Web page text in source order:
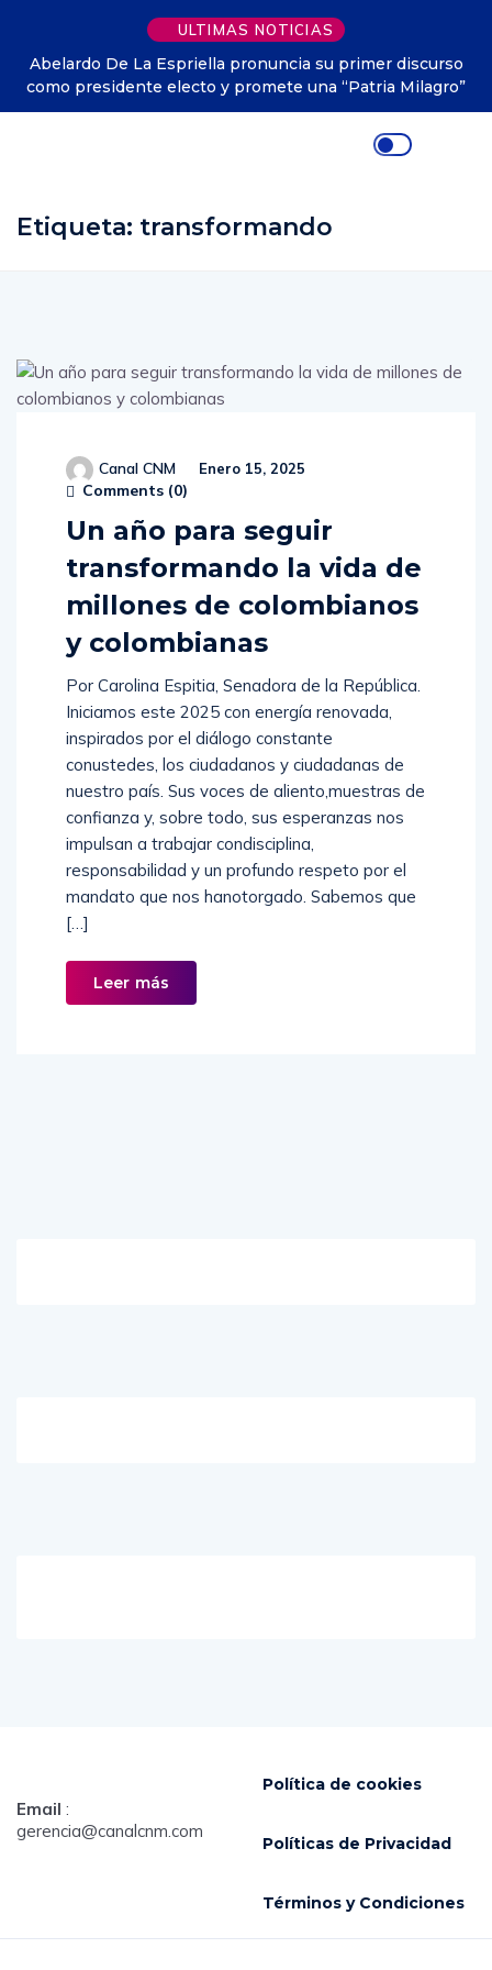
ULTIMAS NOTICIAS
Abelardo De La Espriella pronuncia su primer discurso
como presidente electo y promete una “Patria Milagro”
Etiqueta: transformando
Canal CNM Enero 15, 2025
Comments (0)
Un año para seguir
transformando la vida de
millones de colombianos
y colombianas
Por Carolina Espitia, Senadora de la República.
Iniciamos este 2025 con energía renovada,
inspirados por el diálogo constante
conustedes, los ciudadanos y ciudadanas de
nuestro país. Sus voces de aliento,muestras de
confianza y, sobre todo, sus esperanzas nos
impulsan a trabajar condisciplina,
responsabilidad y un profundo respeto por el
mandato que nos hanotorgado. Sabemos que
[…]
Leer más
Email :
gerencia@canalcnm.com
Política de cookies
Políticas de Privacidad
Términos y Condiciones